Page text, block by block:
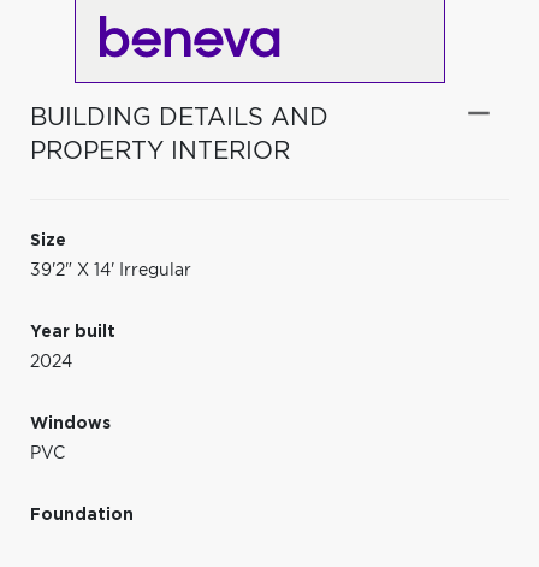
BUILDING DETAILS AND
PROPERTY INTERIOR
Size
39'2" X 14' Irregular
Year built
2024
Windows
PVC
Foundation